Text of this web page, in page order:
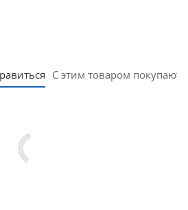
С этим товаром покупают